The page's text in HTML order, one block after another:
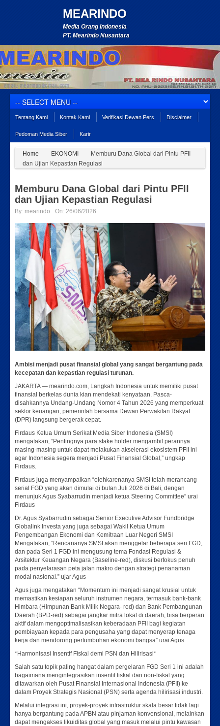
MEARINDO
Media Orang Indonesia
PT. Mearindo Nusantara
Tentang Kami Kontak Kami Verifikasi Dewan Pers Disclaimer
Pedoman Media Siber Karir
Home EKONOMI
Memburu Dana Global dari Pintu PFII
dan Ujian Kepastian Regulasi
Memburu Dana Global dari Pintu PFII
dan Ujian Kepastian Regulasi
By: mearindo On: 26/06/2026
Ambisi menjadi pusat finansial global yang sangat bergantung pada
kecepatan dan kepastian regulasi turunan.
JAKARTA — mearindo.com, Langkah Indonesia untuk memiliki pusat
finansial berkelas dunia kian mendekati kenyataan. Pasca-
disahkannya Undang-Undang Nomor 4 Tahun 2026 yang memperkuat
sektor keuangan, pemerintah bersama Dewan Perwakilan Rakyat
(DPR) langsung bergerak cepat.
Firdaus Ketua Umum Serikat Media Siber Indonesia (SMSI)
mengatakan, “Pentingnya para stake holder mengambil perannya
masing-masing untuk dapat melakukan akselerasi ekosistem PFII ini
agar Indonesia segera menjadi Pusat Finansial Global,” ungkap
Firdaus.
Firdaus juga menyampaikan “olehkarenanya SMSI telah merancang
serial FGD yang akan dimulai di bulan Juli 2026 di Bali, dengan
menunjuk Agus Syabarrudin menjadi ketua Steering Committee” urai
Firdaus
Dr. Agus Syabarrudin sebagai Senior Executive Advisor Fundbridge
Globalink Investa yang juga sebagai Wakil Ketua Umum
Pengembangan Ekonomi dan Kemitraan Luar Negeri SMSI
Mengatakan, “Rencananya SMSI akan menggelar beberapa seri FGD,
dan pada Seri 1 FGD ini mengusung tema Fondasi Regulasi &
Arsitektur Keuangan Negara (Baseline-red), diskusi berfokus penuh
pada penyelarasan peta jalan makro dengan strategi penanaman
modal nasional.” ujar Agus
Agus juga mengatakan “Momentum ini menjadi sangat krusial untuk
memastikan kesiapan seluruh instrumen negara, termasuk bank-bank
Himbara (Himpunan Bank Milik Negara- red) dan Bank Pembangunan
Daerah (BPD-red) sebagai jangkar mitra lokal di daerah, bisa berperan
aktif dalam mengoptimalisasikan keberadaan PFII bagi kegiatan
pembiayaan kepada para pengusaha yang dapat menyerap tenaga
kerja dan mendorong pertumbuhan ekonomi bangsa” urai Agus
*Harmonisasi Insentif Fiskal demi PSN dan Hilirisasi*
Salah satu topik paling hangat dalam pergelaran FGD Seri 1 ini adalah
bagaimana mengintegrasikan insentif fiskal dan non-fiskal yang
ditawarkan oleh Pusat Finansial Internasional Indonesia (PFII) ke
dalam Proyek Strategis Nasional (PSN) serta agenda hilirisasi industri.
Melalui integrasi ini, proyek-proyek infrastruktur skala besar tidak lagi
hanya bergantung pada APBN atau pinjaman konvensional, melainkan
dapat mengakses likuiditas global yang masuk melalui pintu kawasan